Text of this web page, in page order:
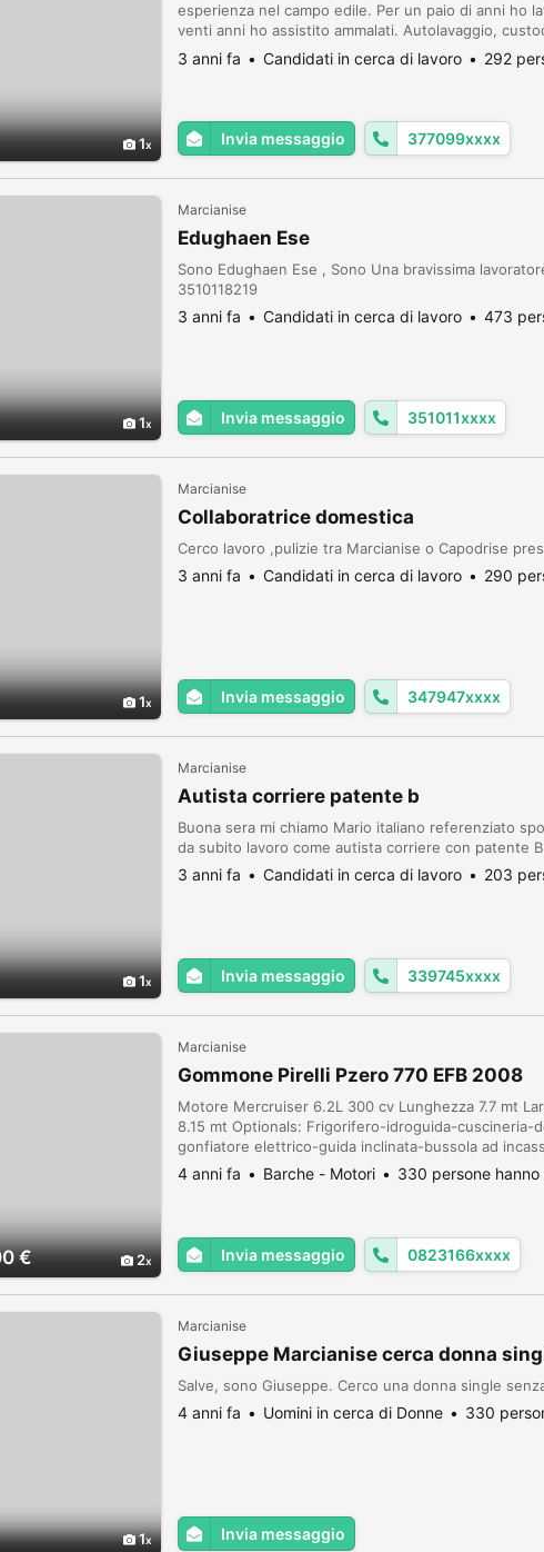
1
esperienza nel campo edile. Per un paio di anni ho
venti anni ho assistito ammalati. Autolavaggio,
sono di Taranto ma residente a Marcianise.
3 anni fa Candidati in cerca di lavoro 292
Invia messaggio 377099xxxx
1
Marcianise
Edughaen Ese
Sono Edughaen Ese , Sono Una bravissima
3510118219
3 anni fa Candidati in cerca di lavoro 473
Invia messaggio 351011xxxx
1
Marcianise
Collaboratrice domestica
Cerco lavoro ,pulizie tra Marcianise o Capodrise
3 anni fa Candidati in cerca di lavoro 290
Invia messaggio 347947xxxx
1
Marcianise
Autista corriere patente b
Buona sera mi chiamo Mario italiano referenziato
da subito lavoro come autista corriere con patente
3 anni fa Candidati in cerca di lavoro 203
Invia messaggio 339745xxxx
€ 2
Marcianise
Gommone Pirelli Pzero 770 EFB 2008
Motore Mercruiser 6.2L 300 cv Lunghezza 7.7 mt
8.15 mt Optionals: Frigorifero-idroguida-
gonfiatore elettrico-guida inclinata-bussola ad
4 anni fa Barche - Motori 330 persone
Invia messaggio 0823166xxxx
1
Marcianise
Giuseppe Marcianise cerca donna
Salve, sono Giuseppe. Cerco una donna single
4 anni fa Uomini in cerca di Donne 330
Invia messaggio